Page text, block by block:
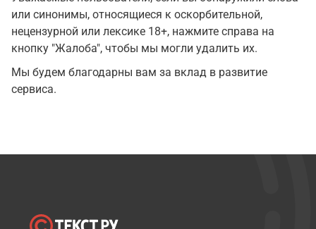
или синонимы, относящиеся к оскорбительной,
нецензурной или лексике 18+, нажмите справа на
кнопку "Жалоба", чтобы мы могли удалить их.
Мы будем благодарны вам за вклад в развитие
сервиса.